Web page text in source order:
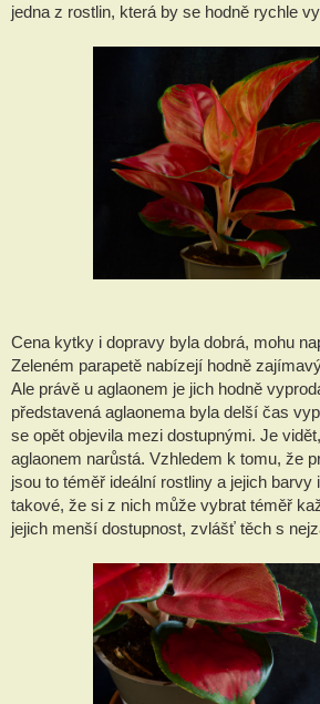
jedna z rostlin, která by se hodně rychle
Cena kytky i dopravy byla dobrá, mohu
Zeleném parapetě nabízejí hodně
Ale právě u aglaonem je jich hodně
představená aglaonema byla delší čas
se opět objevila mezi dostupnými. Je
aglaonem narůstá. Vzhledem k tomu, že
jsou to téměř ideální rostliny a jejich
takové, že si z nich může vybrat téměř
jejich menší dostupnost, zvlášť těch s